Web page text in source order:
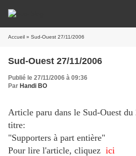
Accueil » Sud-Ouest 27/11/2006
Sud-Ouest 27/11/2006
Publié le 27/11/2006 à 09:36
Par Handi BO
Article paru dans le Sud-Ouest du
titre:
"Supporters à part entière"
Pour lire l'article, cliquez ici